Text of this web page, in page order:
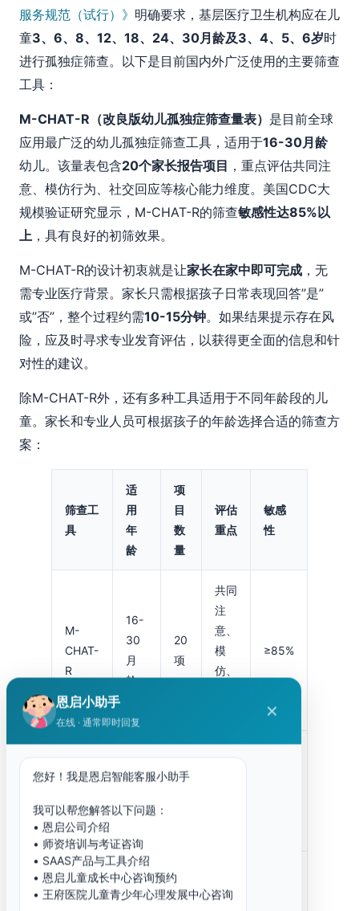
服务规范（试行）》 明确要求，基层医疗卫生机构应在儿
童3、6、8、12、18、24、30月龄及3、4、5、6岁时
进行孤独症筛查。以下是目前国内外广泛使用的主要筛查
工具：
M-CHAT-R（改良版幼儿孤独症筛查量表） 是目前全球
应用最广泛的幼儿孤独症筛查工具，适用于16-30月龄
幼儿。该量表包含20个家长报告项目 ，重点评估共同注
意、模仿行为、社交回应等核心能力维度。美国CDC大
规模验证研究显示，M-CHAT-R的筛查敏感性达85%以
上 ，具有良好的初筛效果。
M-CHAT-R的设计初衷就是让家长在家中即可完成 ，无
需专业医疗背景。家长只需根据孩子日常表现回答”是”
或”否”，整个过程约需10-15分钟。如果结果提示存在风
险，应及时寻求专业发育评估，以获得更全面的信息和针
对性的建议。
除M-CHAT-R外，还有多种工具适用于不同年龄段的儿
童。家长和专业人员可根据孩子的年龄选择合适的筛查方
案：
筛查工
具
适
用
年
龄
项
目
数
量
评估
重点
敏感
性
M-
CHAT-
R
16-
30
月
龄
20
项
共同
注
意、
模
仿、
≥85%
CHAT-
24
龄
23
2.5-
65
能
恩启小助手
在线 · 通常即时回复
✕
您好！我是恩启智能客服小助手
我可以帮您解答以下问题：
• 恩启公司介绍
• 师资培训与考证咨询
• SAAS产品与工具介绍
• 恩启儿童成长中心咨询预约
• 王府医院儿童青少年心理发展中心咨询